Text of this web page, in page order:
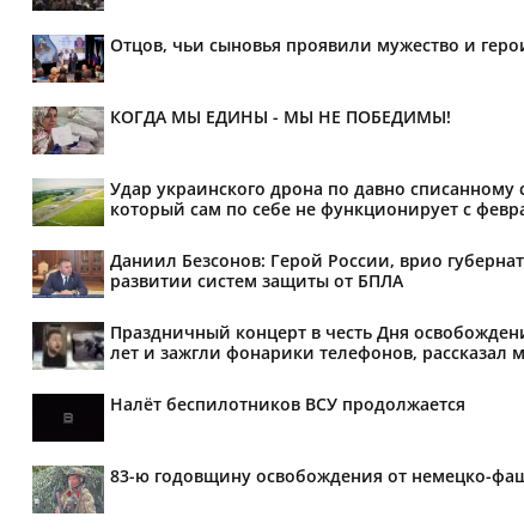
Отцов, чьи сыновья проявили мужество и
КОГДА МЫ ЕДИНЫ - МЫ НЕ ПОБЕДИМЫ!
Удар украинского дрона по давно
который сам по себе не функционирует с
Даниил Безсонов: Герой России, врио
развитии систем защиты от БПЛА
Праздничный концерт в честь Дня
лет и зажгли фонарики телефонов, рассказал
Налёт беспилотников ВСУ продолжается
83-ю годовщину освобождения от немецко-